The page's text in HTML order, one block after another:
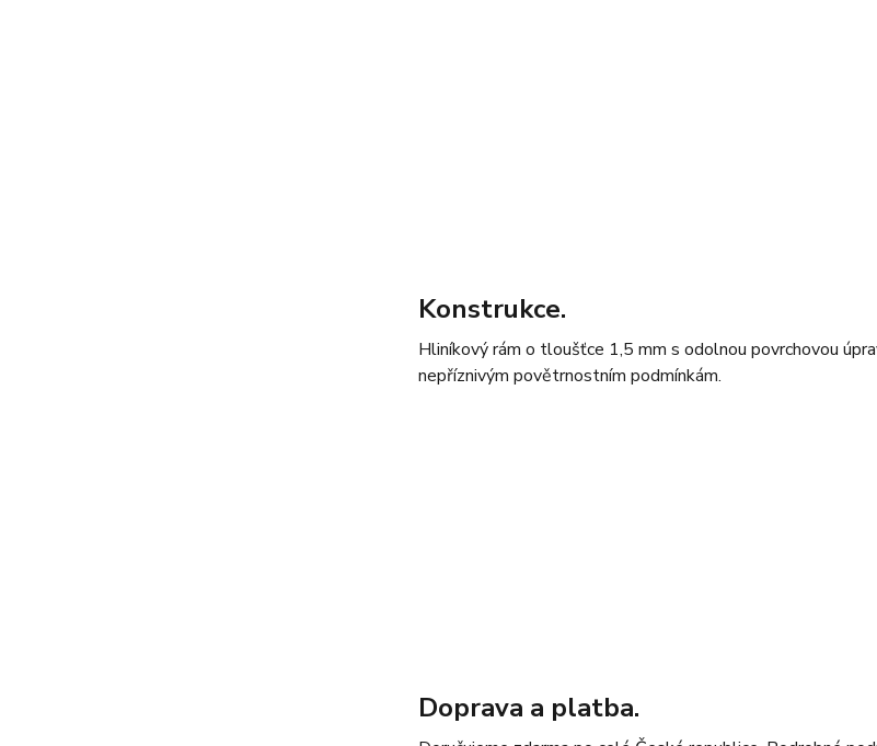
Konstrukce.
Hliníkový rám o tloušťce 1,5 mm s odolnou povrchovou
nepříznivým povětrnostním podmínkám.
Doprava a platba.